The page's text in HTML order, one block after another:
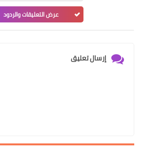
عرض التعليقات والردود
إرسال تعليق